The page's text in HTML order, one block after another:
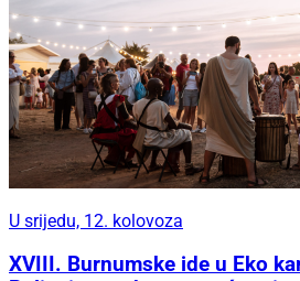
U srijedu, 12. kolovoza
XVIII. Burnumske ide u Eko